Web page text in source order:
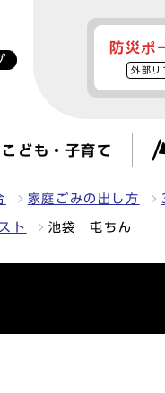
防災ポ
外部リ
こども・子育て
家庭ごみの出し方
ト 池袋 屯ちん